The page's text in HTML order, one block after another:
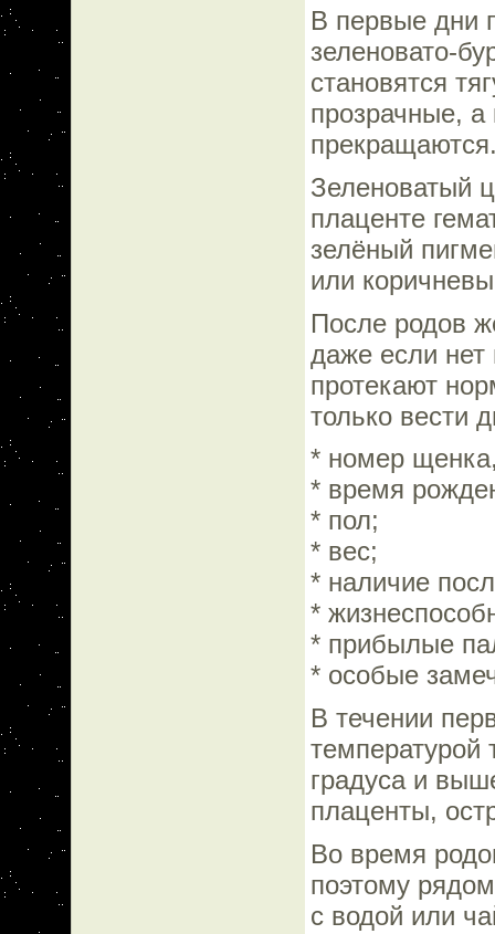
В первые дни
зеленовато-
становятся
прозрачные, а
Зеленоватый
плаценте
зелёный
или
После родов
даже если нет
протекают
только вести
* номер
* время
* пол;
* вес;
* наличие
*
* прибылые
* особые
В течении
температурой
градуса и
плаценты,
Во время
поэтому
с водой или